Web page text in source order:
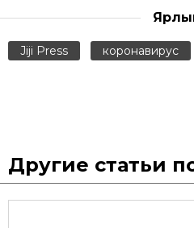
Jiji Press коронавирус
Другие статьи